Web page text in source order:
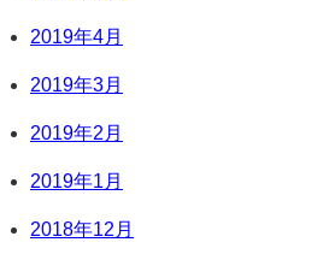
2019年4月
2019年3月
2019年2月
2019年1月
2018年12月